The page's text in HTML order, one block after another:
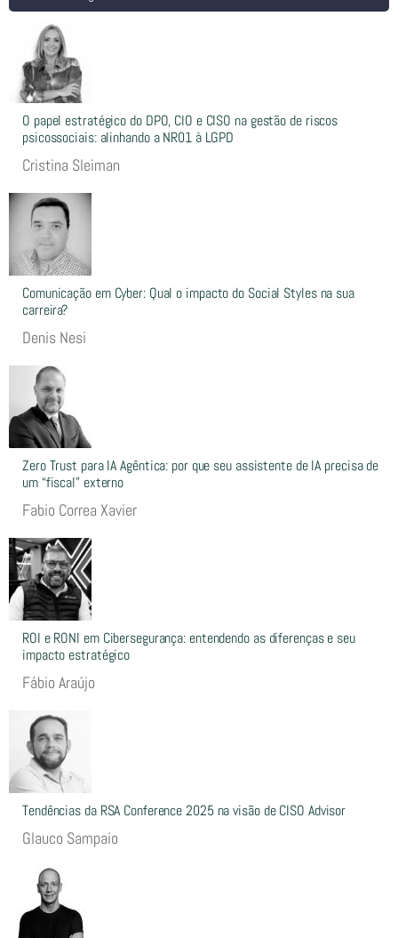
O papel estratégico do DPO, CIO e CISO na gestão de riscos
psicossociais: alinhando a NR01 à LGPD
Cristina Sleiman
Comunicação em Cyber: Qual o impacto do Social Styles na sua
carreira?
Denis Nesi
Zero Trust para IA Agêntica: por que seu assistente de IA precisa de
um “fiscal” externo
Fabio Correa Xavier
ROI e RONI em Cibersegurança: entendendo as diferenças e seu
impacto estratégico
Fábio Araújo
Tendências da RSA Conference 2025 na visão de CISO Advisor
Glauco Sampaio